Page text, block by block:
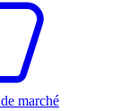
marché